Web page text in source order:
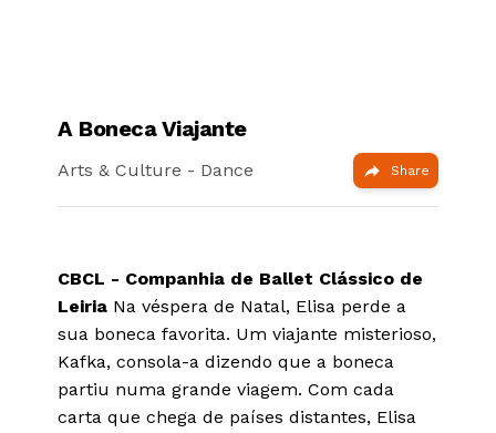
A Boneca Viajante
Arts & Culture - Dance Share
CBCL - Companhia de Ballet Clássico de
Leiria Na véspera de Natal, Elisa perde a
sua boneca favorita. Um viajante misterioso,
Kafka, consola-a dizendo que a boneca
partiu numa grande viagem. Com cada
carta que chega de países distantes, Elisa